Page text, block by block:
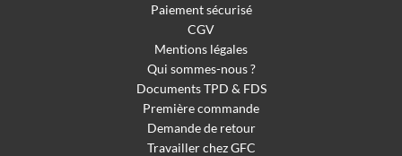
Paiement sécurisé
CGV
Mentions légales
Qui sommes-nous ?
Documents TPD & FDS
Première commande
Demande de retour
Travailler chez GFC